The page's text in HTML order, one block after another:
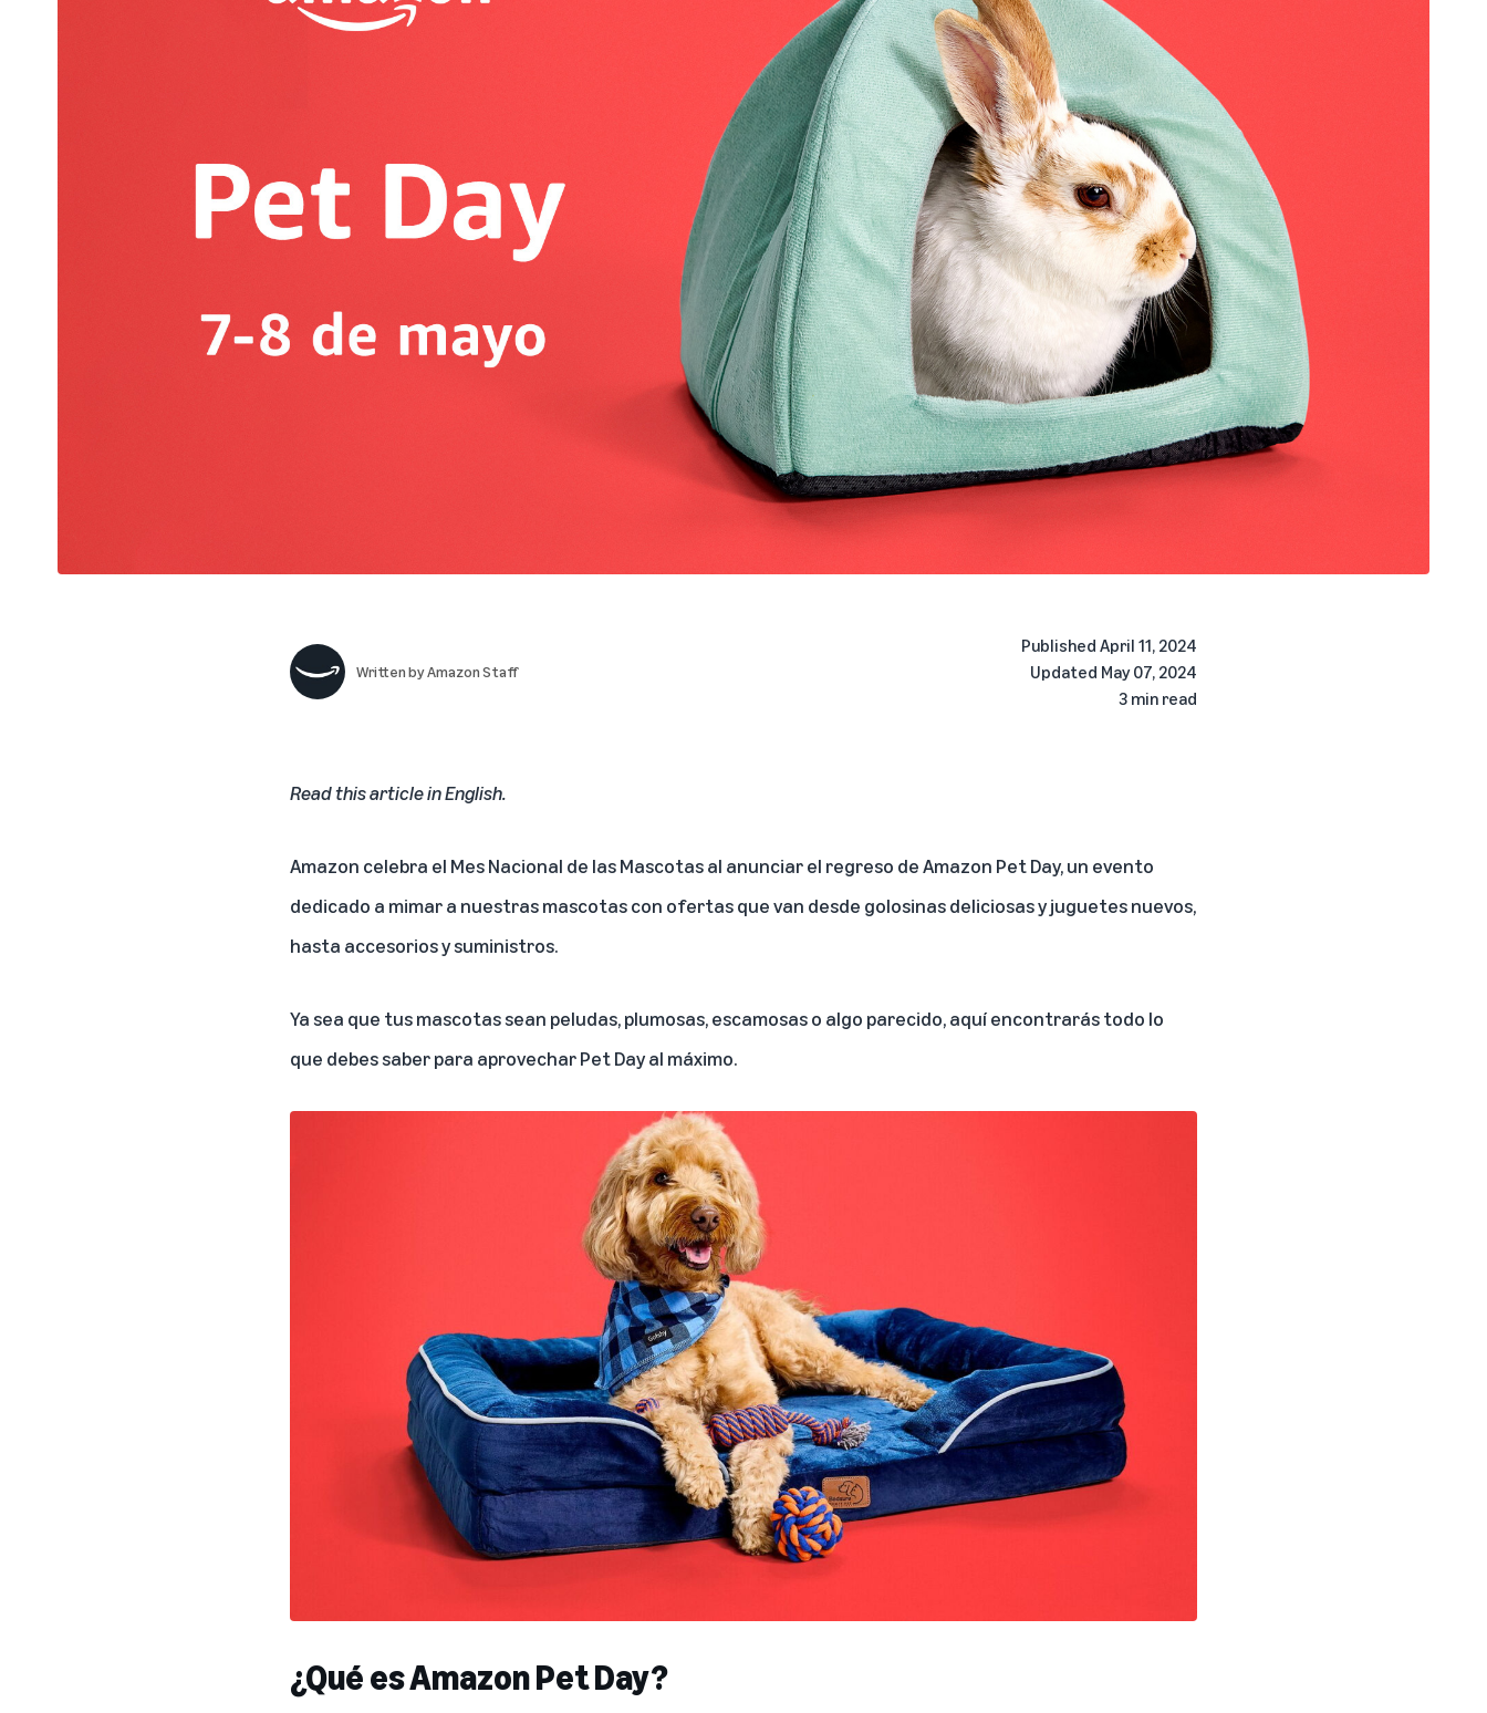
Written byAmazon Staff
Published April 11, 2024
Updated May 07, 2024
3 min read
Read this article in English.
Amazon celebra el Mes Nacional de las Mascotas al anunciar el regreso de Amazon Pet Day, un evento
dedicado a mimar a nuestras mascotas con ofertas que van desde golosinas deliciosas y juguetes nuevos,
hasta accesorios y suministros.
Ya sea que tus mascotas sean peludas, plumosas, escamosas o algo parecido, aquí encontrarás todo lo
que debes saber para aprovechar Pet Day al máximo.
¿Qué es Amazon Pet Day?